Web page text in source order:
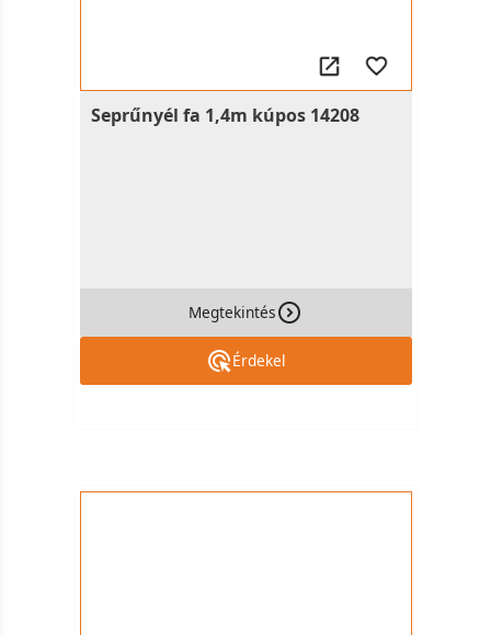
Seprűnyél fa 1,4m kúpos 14208
Megtekintés
Érdekel